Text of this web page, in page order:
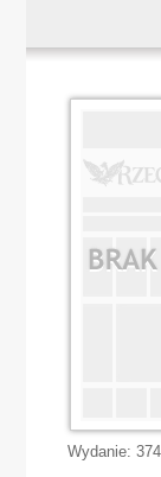
Wydanie: